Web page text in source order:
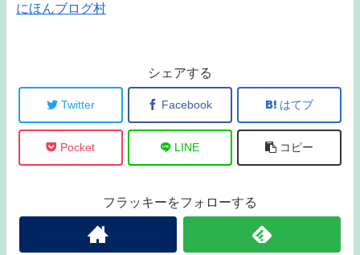
にほんブログ村
シェアする
Twitter Facebook はてブ
Pocket LINE コピー
フラッキーをフォローする